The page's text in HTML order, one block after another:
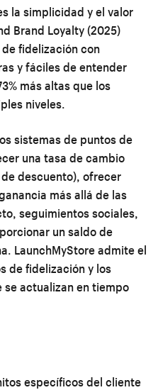
la simplicidad y el valor
Brand Loyalty (2025)
fidelización con
y fáciles de entender
más altas que los
niveles.
sistemas de puntos de
una tasa de cambio
descuento), ofrecer
más allá de las
seguimientos sociales,
un saldo de
LaunchMyStore admite el
de fidelización y los
actualizan en tiempo
específicos del cliente